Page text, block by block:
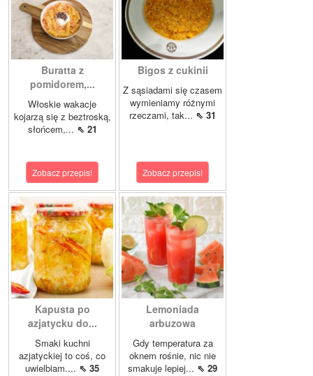
Buratta z
pomidorem,...
Włoskie wakacje
kojarzą się z beztroską,
słońcem,... ⇖ 21
Zobacz przepis!
Bigos z cukinii
Z sąsiadami się czasem
wymieniamy różnymi
rzeczami, tak... ⇖ 31
Zobacz przepis!
Kapusta po
azjatycku do...
Smaki kuchni
azjatyckiej to coś, co
uwielbiam.... ⇖ 35
Lemoniada
arbuzowa
Gdy temperatura za
oknem rośnie, nic nie
smakuje lepiej... ⇖ 29